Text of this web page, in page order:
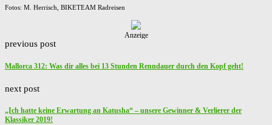
Fotos: M. Herrisch, BIKETEAM Radreisen
Anzeige
previous post
Mallorca 312: Was dir alles bei 13 Stunden Renndauer durch den Kopf geht!
next post
„Ich hatte keine Erwartung an Katusha“ – unsere Gewinner & Verlierer der
Klassiker 2019!